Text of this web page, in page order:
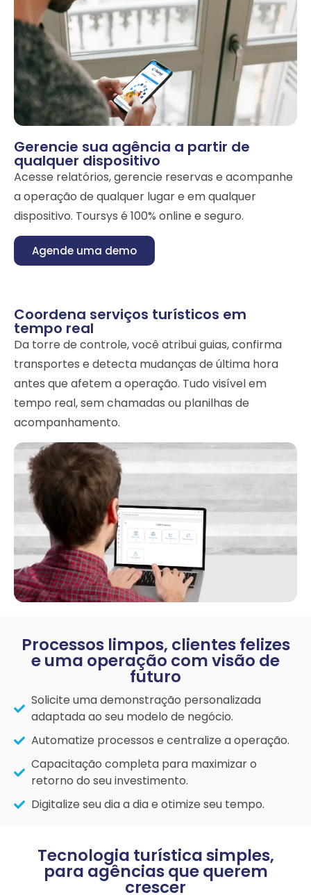
Gerencie sua agência a partir de
qualquer dispositivo
Acesse relatórios, gerencie reservas e acompanhe
a operação de qualquer lugar e em qualquer
dispositivo. Toursys é 100% online e seguro.
Agende uma demo
Coordena serviços turísticos em
tempo real
Da torre de controle, você atribui guias, confirma
transportes e detecta mudanças de última hora
antes que afetem a operação. Tudo visível em
tempo real, sem chamadas ou planilhas de
acompanhamento.
Processos limpos, clientes felizes
e uma operação com visão de
futuro
Solicite uma demonstração personalizada
adaptada ao seu modelo de negócio.
Automatize processos e centralize a operação.
Capacitação completa para maximizar o
retorno do seu investimento.
Digitalize seu dia a dia e otimize seu tempo.
Tecnologia turística simples,
para agências que querem
crescer